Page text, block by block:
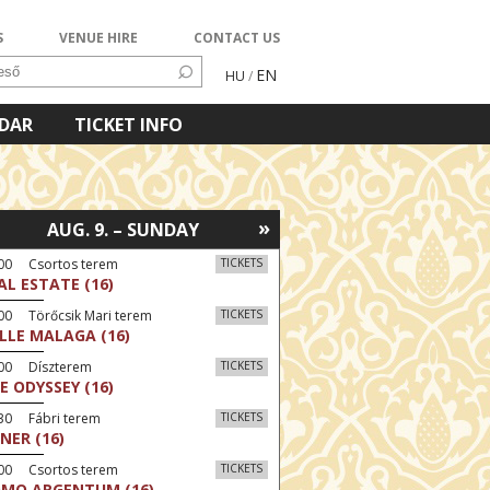
VENUE HIRE CONTACT US
HU / EN
TICKET INFO
»
AUG. 9. – SUNDAY
TICKETS
Csortos terem
ESTATE (16)
TICKETS
Törőcsik Mari terem
MALAGA (16)
TICKETS
Díszterem
ODYSSEY (16)
TICKETS
Fábri terem
(16)
TICKETS
Csortos terem